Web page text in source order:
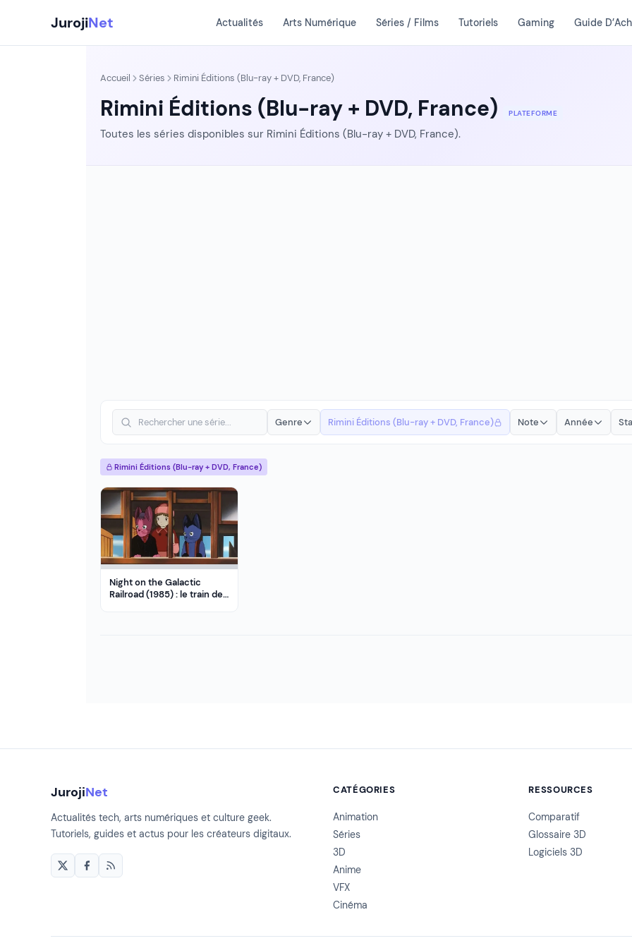
contenu
JurojiNet Actualités Arts Numérique Séries / Films Tutoriels Gaming Guide
Accueil Séries Rimini Éditions (Blu-ray + DVD, France)
Rimini Éditions (Blu-ray + DVD, France) PLATEFORME
Toutes les séries disponibles sur Rimini Éditions (Blu-ray + DVD, France).
Genre Rimini Éditions (Blu-ray + DVD, France) Note Année
Rimini Éditions (Blu-ray + DVD, France)
Night on the Galactic
Railroad (1985) : le train des
JurojiNet
Actualités tech, arts numériques et culture geek.
Tutoriels, guides et actus pour les créateurs digitaux.
CATÉGORIES
Animation
Séries
3D
Anime
VFX
Cinéma
RESSOURCES
Comparatif
Glossaire 3D
Logiciels 3D